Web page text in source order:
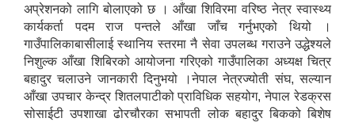
अप्रेशनको लागि बोलाएको छ । आँखा शिविरमा वरिष्ठ नेत्र स्वास्थ्य
कार्यकर्ता पदम राज पन्तले आँखा जाँच गर्नुभएको थियो ।
गाउँपालिकाबासीलाई स्थानिय स्तरमा नै सेवा उपलब्ध गराउने उद्धेश्यले
निशुल्क आँखा शिबिरको आयोजना गरिएको गाउँपालिका अध्यक्ष चित्र
बहादुर चलाउने जानकारी दिनुभयो ।नेपाल नेत्रज्योती संघ, सल्यान
आँखा उपचार केन्द्र शितलपाटीको प्राविधिक सहयोग, नेपाल रेडक्रस
सोसाईटी उपशाखा ढोरचौरका सभापती लोक बहादुर बिकको बिशेष